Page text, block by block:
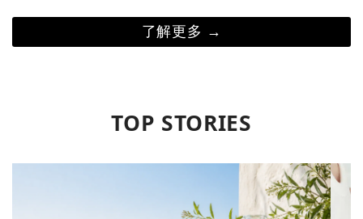
了解更多 →
TOP STORIES